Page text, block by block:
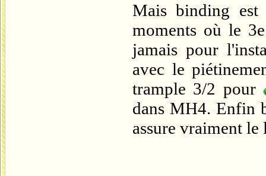
Mais binding est
moments où le
jamais pour
avec le
trample 3/2 pour
dans MH4. Enfin
assure vraiment le